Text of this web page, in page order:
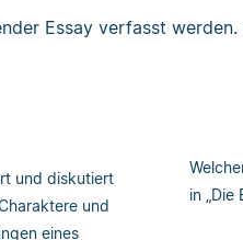
Essay verfasst
und diskutiert
und
eines
in „Die